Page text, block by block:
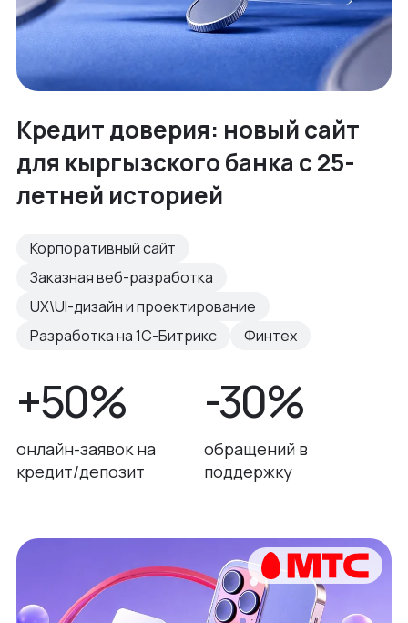
Кредит доверия: новый сайт
для кыргызского банка с 25-
летней историей
Корпоративный сайт
Заказная веб-разработка
UX\UI-дизайн и проектирование
Разработка на 1С-Битрикс
Финтех
+50%
онлайн-заявок на
кредит/депозит
-30%
обращений в
поддержку